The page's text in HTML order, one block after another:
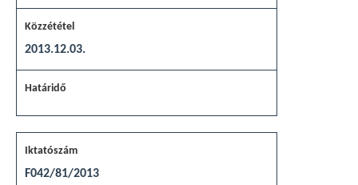
2013.12.03.
F042/81/2013